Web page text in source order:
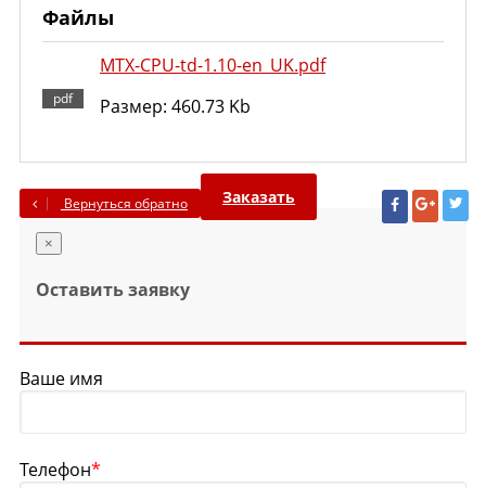
Файлы
MTX-CPU-td-1.10-en_UK.pdf
Размер: 460.73 Kb
Вернуться обратно Заказать
×
Оставить заявку
Ваше имя
Телефон*